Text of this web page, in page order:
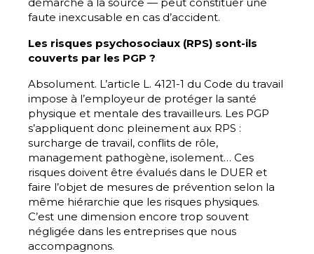
faute inexcusable en cas d’accident.
Les risques psychosociaux (RPS) sont-ils
couverts par les PGP ?
Absolument. L’article L. 4121-1 du Code du travail
impose à l’employeur de protéger la santé
physique et mentale des travailleurs. Les PGP
s’appliquent donc pleinement aux RPS :
surcharge de travail, conflits de rôle,
management pathogène, isolement… Ces
risques doivent être évalués dans le DUER et
faire l’objet de mesures de prévention selon la
même hiérarchie que les risques physiques.
C’est une dimension encore trop souvent
négligée dans les entreprises que nous
accompagnons.